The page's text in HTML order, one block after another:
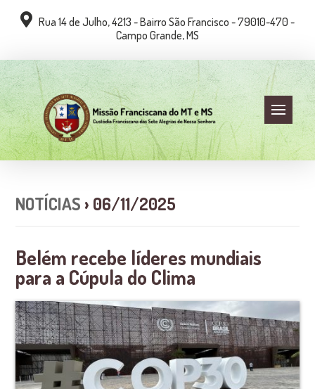
Rua 14 de Julho, 4213 - Bairro São Francisco - 79010-470 -
Campo Grande, MS
NOTÍCIAS › 06/11/2025
Belém recebe líderes mundiais
para a Cúpula do Clima